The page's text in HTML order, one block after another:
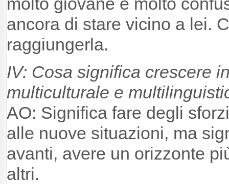
ancora di stare vicino a lei.
raggiungerla.
IV: Cosa significa crescere
multiculturale e
AO: Significa fare degli
alle nuove situazioni, ma
avanti, avere un orizzonte
altri.